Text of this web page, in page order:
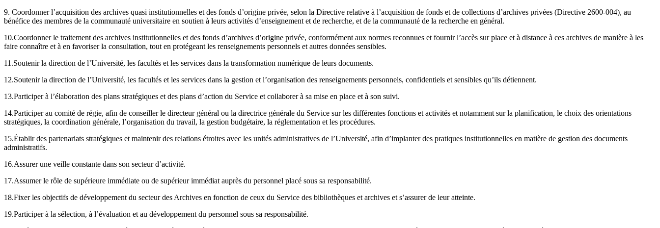
9. Coordonner l’acquisition des archives quasi institutionnelles et des fonds d’origine privée, selon la Directive relative à l’acquisition de fonds et de collections d’archives privées (Directive 2600-004), au
bénéfice des membres de la communauté universitaire en soutien à leurs activités d’enseignement et de recherche, et de la communauté de la recherche en général.
10.Coordonner le traitement des archives institutionnelles et des fonds d’archives d’origine privée, conformément aux normes reconnues et fournir l’accès sur place et à distance à ces archives de manière à les
faire connaître et à en favoriser la consultation, tout en protégeant les renseignements personnels et autres données sensibles.
11.Soutenir la direction de l’Université, les facultés et les services dans la transformation numérique de leurs documents.
12.Soutenir la direction de l’Université, les facultés et les services dans la gestion et l’organisation des renseignements personnels, confidentiels et sensibles qu’ils détiennent.
13.Participer à l’élaboration des plans stratégiques et des plans d’action du Service et collaborer à sa mise en place et à son suivi.
14.Participer au comité de régie, afin de conseiller le directeur général ou la directrice générale du Service sur les différentes fonctions et activités et notamment sur la planification, le choix des orientations
stratégiques, la coordination générale, l’organisation du travail, la gestion budgétaire, la réglementation et les procédures.
15.Établir des partenariats stratégiques et maintenir des relations étroites avec les unités administratives de l’Université, afin d’implanter des pratiques institutionnelles en matière de gestion des documents
administratifs.
16.Assurer une veille constante dans son secteur d’activité.
17.Assumer le rôle de supérieure immédiate ou de supérieur immédiat auprès du personnel placé sous sa responsabilité.
18.Fixer les objectifs de développement du secteur des Archives en fonction de ceux du Service des bibliothèques et archives et s’assurer de leur atteinte.
19.Participer à la sélection, à l’évaluation et au développement du personnel sous sa responsabilité.